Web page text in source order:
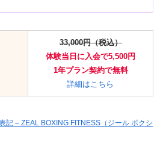
33,000円（税込）
体験当日に入会で5,500円
1年プラン契約で無料
詳細はこちら
記 – ZEAL BOXING FITNESS（ジール ボクシ